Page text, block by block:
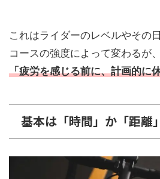
これはライダーのレベルやその
コースの強度によって変わるが
「疲労を感じる前に、計画的に
基本は「時間」か「距離